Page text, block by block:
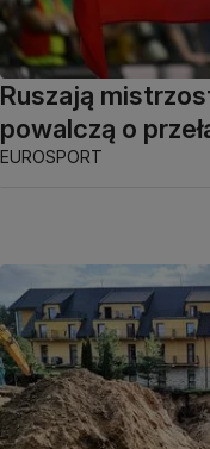
Ruszają
powalczą o
EUROSPORT